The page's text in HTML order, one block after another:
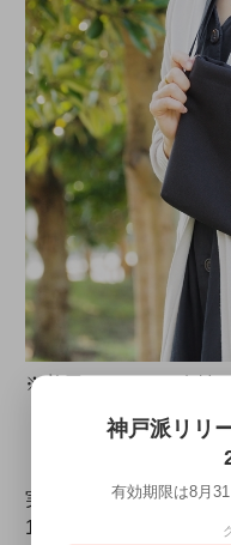
※着用イメージ｜女性
実際に荷物を入れてみ
140×140ミリのポケッ
神戸派リリ
有効期限は8月